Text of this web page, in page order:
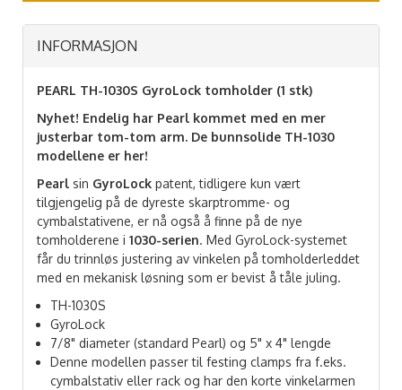
INFORMASJON
PEARL TH-1030S GyroLock tomholder (1 stk)
Nyhet! Endelig har Pearl kommet med en mer
justerbar tom-tom arm. De bunnsolide TH-1030
modellene er her!
Pearl sin GyroLock patent, tidligere kun vært
tilgjengelig på de dyreste skarptromme- og
cymbalstativene, er nå også å finne på de nye
tomholderene i 1030-serien. Med GyroLock-systemet
får du trinnløs justering av vinkelen på tomholderleddet
med en mekanisk løsning som er bevist å tåle juling.
TH-1030S
GyroLock
7/8" diameter (standard Pearl) og 5" x 4" lengde
Denne modellen passer til festing clamps fra f.eks.
cymbalstativ eller rack og har den korte vinkelarmen